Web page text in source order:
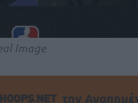
Image
την